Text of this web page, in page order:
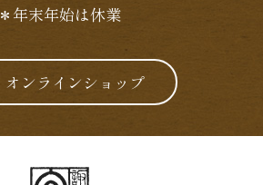
＊年末年始は休業
オンラインショップ